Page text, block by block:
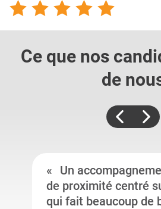
Ce que nos
de
Un
de proximité centré
qui fait beaucoup de